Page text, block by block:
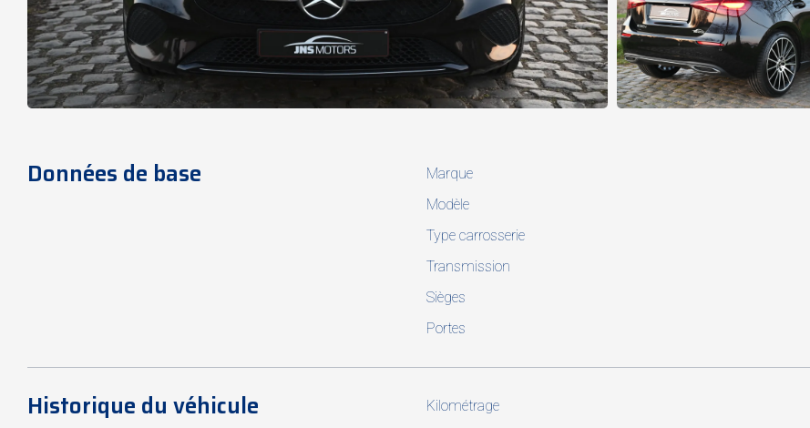
Données de base Marque
Modèle
Type carrosserie
Transmission
Sièges
Portes
Historique du véhicule Kilométrage